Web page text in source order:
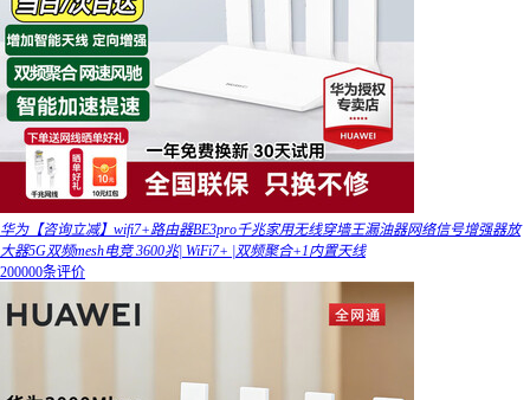
华为【咨询立减】wifi7+路由器BE3pro千兆家用无线穿墙王漏油器网络信号增强器放
大器5G双频mesh电竞 3600兆| WiFi7+ |双频聚合+1内置天线
200000条评价